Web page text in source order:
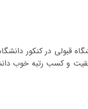
قبولی در کنکور
و کسب رتبه خوب